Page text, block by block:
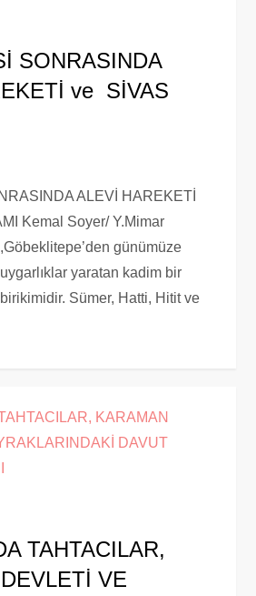
SONRASINDA
ve SİVAS
ALEVİ HAREKETİ
Kemal Soyer/ Y.Mimar
günümüze
yaratan kadim bir
Sümer, Hatti, Hitit ve
TAHTACILAR,
VE